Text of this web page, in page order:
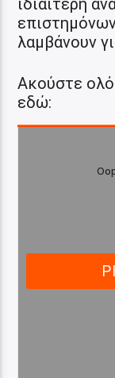
ιδιαίτερη
λαμβάνουν
Ακούστε
εδώ: